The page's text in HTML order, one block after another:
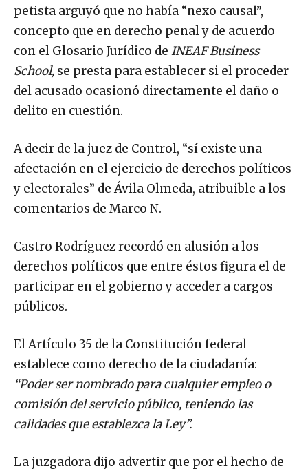
petista arguyó que no había “nexo causal”,
concepto que en derecho penal y de acuerdo
con el Glosario Jurídico de INEAF Business
School, se presta para establecer si el proceder
del acusado ocasionó directamente el daño o
delito en cuestión.
A decir de la juez de Control, “sí existe una
afectación en el ejercicio de derechos políticos
y electorales” de Ávila Olmeda, atribuible a los
comentarios de Marco N.
Castro Rodríguez recordó en alusión a los
derechos políticos que entre éstos figura el de
participar en el gobierno y acceder a cargos
públicos.
El Artículo 35 de la Constitución federal
establece como derecho de la ciudadanía:
“Poder ser nombrado para cualquier empleo o
comisión del servicio público, teniendo las
calidades que establezca la Ley”.
La juzgadora dijo advertir que por el hecho de